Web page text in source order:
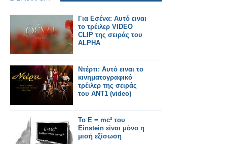
Για Εσένα: Αυτό ειναι
το τρέιλερ VIDEO
CLIP της σειράς του
ALPHA
Ντέρτι: Αυτό ειναι το
κινηματογραφικό
τρέιλερ της σειράς
του ΑΝΤ1 (video)
Το E = mc² του
Einstein είναι μόνο η
μισή εξίσωση